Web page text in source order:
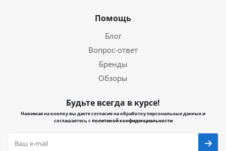
Помощь
Блог
Вопрос-ответ
Бренды
Обзоры
Будьте всегда в курсе!
Нажимая на кнопку вы даете согласие на обработку персональных данных и
соглашаетесь сполитикой конфиденциальности